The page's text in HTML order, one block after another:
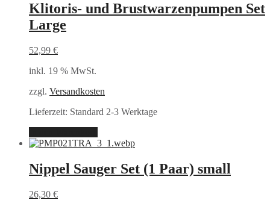
Klitoris- und Brustwarzenpumpen Set
Large
52,99 €
inkl. 19 % MwSt.
zzgl. Versandkosten
Lieferzeit: Standard 2-3 Werktage
Nippel Sauger Set (1 Paar) small
26,30 €